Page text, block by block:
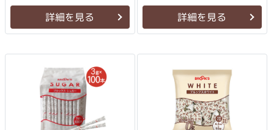
詳細を見る 詳細を見る